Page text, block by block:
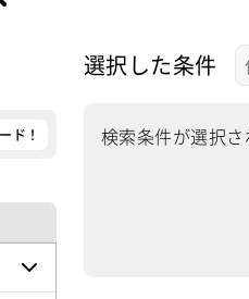
選択した条件
検索条件が選択